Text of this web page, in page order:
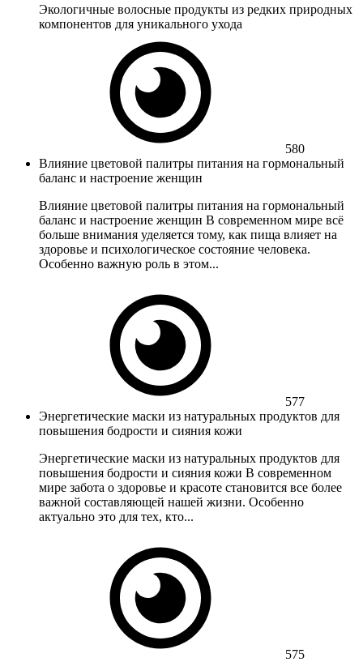
Экологичные волосные продукты из редких природных
компонентов для уникального ухода
580
Влияние цветовой палитры питания на гормональный
баланс и настроение женщин
Влияние цветовой палитры питания на гормональный
баланс и настроение женщин В современном мире всё
больше внимания уделяется тому, как пища влияет на
здоровье и психологическое состояние человека.
Особенно важную роль в этом...
577
Энергетические маски из натуральных продуктов для
повышения бодрости и сияния кожи
Энергетические маски из натуральных продуктов для
повышения бодрости и сияния кожи В современном
мире забота о здоровье и красоте становится все более
важной составляющей нашей жизни. Особенно
актуально это для тех, кто...
575